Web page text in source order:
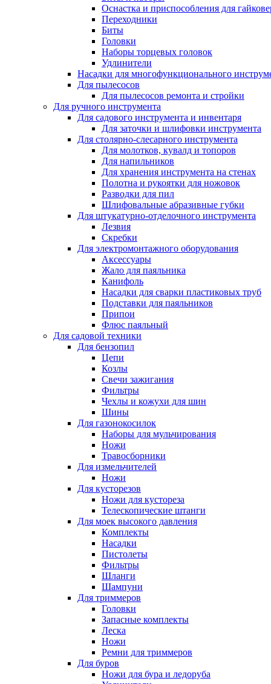
Оснастка и приспособления для
Переходники
Биты
Головки
Наборы торцевых головок
Удлинители
Насадки для многофункционального
Для пылесосов
Для пылесосов ремонта и стройки
Для ручного инструмента
Для садового инструмента и инвентаря
Для заточки и шлифовки инструмента
Для столярно-слесарного инструмента
Для молотков, кувалд и топоров
Для напильников
Для хранения инструмента на стенах
Полотна и рукоятки для ножовок
Разводки для пил
Шлифовальные абразивные губки
Для штукатурно-отделочного инструмента
Лезвия
Скребки
Для электромонтажного оборудования
Аксессуары
Жало для паяльника
Канифоль
Насадки для сварки пластиковых труб
Подставки для паяльников
Припои
Флюс паяльный
Для садовой техники
Для бензопил
Цепи
Козлы
Свечи зажигания
Фильтры
Чехлы и кожухи для шин
Шины
Для газонокосилок
Наборы для мульчирования
Ножи
Травосборники
Для измельчителей
Ножи
Для кусторезов
Ножи для кустореза
Телескопические штанги
Для моек высокого давления
Комплекты
Насадки
Пистолеты
Фильтры
Шланги
Шампуни
Для триммеров
Головки
Запасные комплекты
Леска
Ножи
Ремни для триммеров
Для буров
Ножи для бура и ледоруба